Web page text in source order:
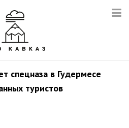
спецназа в Гудермесе
туристов